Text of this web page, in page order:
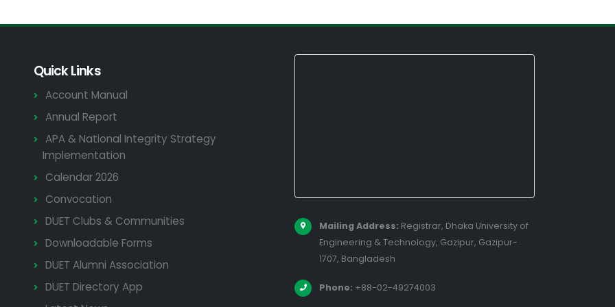
Quick Links
Account Manual
Annual Report
APA & National Integrity Strategy
Implementation
Calendar 2026
Convocation
DUET Clubs & Communities
Downloadable Forms
DUET Alumni Association
DUET Directory App
Mailing Address: Registrar, Dhaka University of
Engineering & Technology, Gazipur, Gazipur-
1707, Bangladesh
Phone: +88-02-49274003